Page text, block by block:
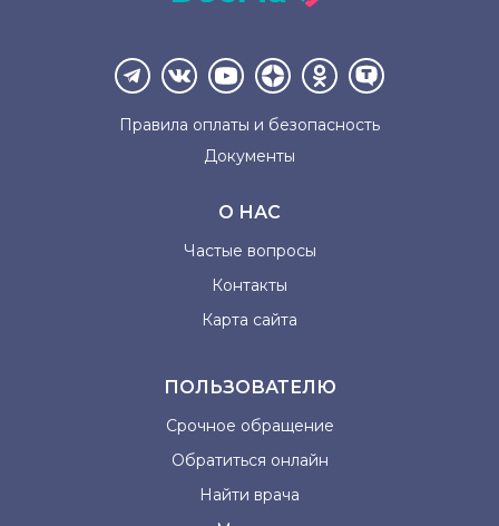
Правила оплаты и безопасность
Документы
О НАС
Частые вопросы
Контакты
Карта сайта
ПОЛЬЗОВАТЕЛЮ
Срочное обращение
Обратиться онлайн
Найти врача